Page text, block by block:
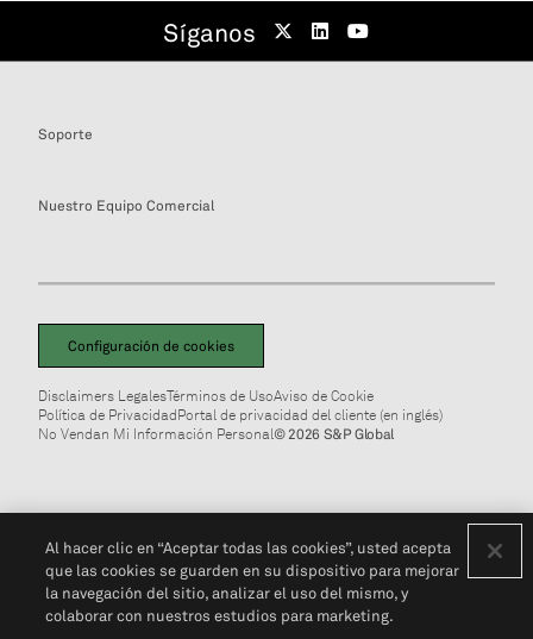
Síganos
Soporte
Nuestro Equipo Comercial
Configuración de cookies
Disclaimers LegalesTérminos de UsoAviso de Cookie
Política de PrivacidadPortal de privacidad del cliente (en inglés)
No Vendan Mi Información Personal© 2026 S&P Global
Al hacer clic en “Aceptar todas las cookies”, usted acepta
que las cookies se guarden en su dispositivo para mejorar
la navegación del sitio, analizar el uso del mismo, y
colaborar con nuestros estudios para marketing.